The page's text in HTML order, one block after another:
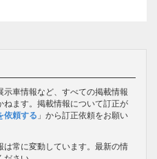
車情報など、すべての掲載情報
ます。掲載情報について訂正が
依頼する 」から訂正依頼をお願い
常に変動しています。最新の情